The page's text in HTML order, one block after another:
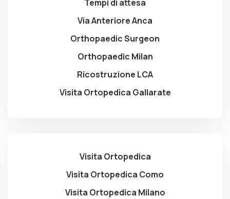
Tempi di attesa
Via Anteriore Anca
Orthopaedic Surgeon
Orthopaedic Milan
Ricostruzione LCA
Visita Ortopedica Gallarate
Visita Ortopedica
Visita Ortopedica Como
Visita Ortopedica Milano